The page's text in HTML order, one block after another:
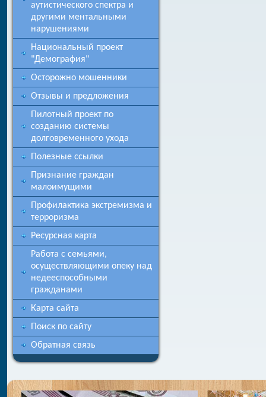
аутистического спектра и
другими ментальными
нарушениями
Национальный проект
"Демография"
Осторожно мошенники
Отзывы и предложения
Пилотный проект по
созданию системы
долговременного ухода
Полезные ссылки
Признание граждан
малоимущими
Профилактика экстремизма и
терроризма
Ресурсная карта
Работа с семьями,
осуществляющими опеку над
недееспособными
гражданами
Карта сайта
Поиск по сайту
Обратная связь